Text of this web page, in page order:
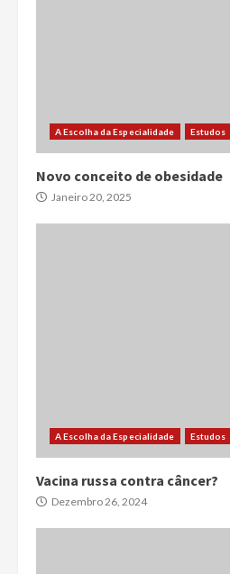
A Escolha da Especialidade Estudos
Novo conceito de obesidade
Janeiro 20, 2025
A Escolha da Especialidade Estudos
Vacina russa contra câncer?
Dezembro 26, 2024